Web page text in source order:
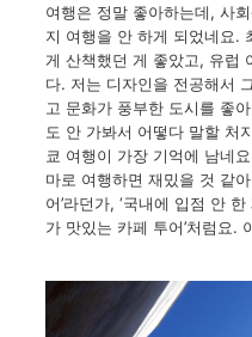
여행은 정말 좋아하는데, 사
지 여행을 안 하게 되었네요.
게 산책했던 게 좋았고, 유럽
다. 저는 디자인을 전공해서
고 문화가 풍부한 도시를 좋
도 안 가봐서 어떻다 말할 처
쿄 여행이 가장 기억에 남네요
마로 여행하면 재밌을 것 같
어’라던가, ‘국내에 입점 안 한
가 맛있는 카페 투어’처럼요.